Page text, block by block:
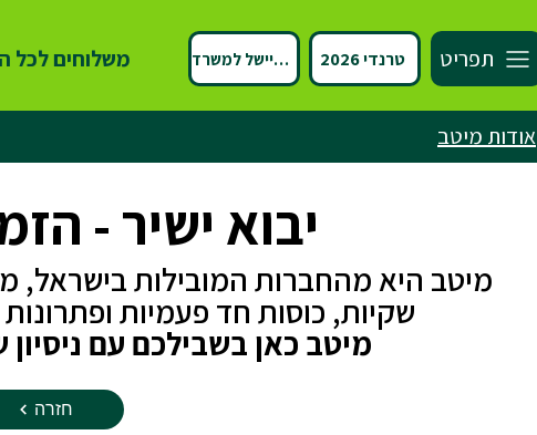
תפריט טרנדי 2026 ספיישל למשרד משלוחים לכל
אודות מיטב
יבוא ישיר -
מיטב היא מהחברות המובילות בישראל,
שקיות, כוסות חד פעמיות ופתרונות
מיטב כאן בשבילכם עם ניסיון של מעל 30
חזרה